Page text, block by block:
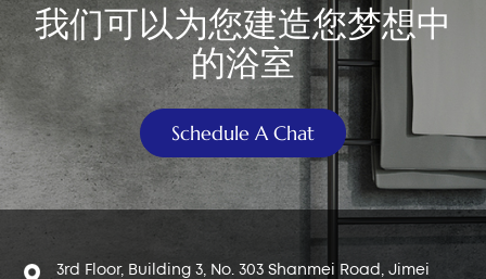
用寿命和维护成本。在以下部分中，我们将详细介绍 马桶冲
水阀 和 马桶冲水按钮，帮助您了解它们的功能和关键选择标
准。 3. 关键部件介绍 3.1 马桶冲水阀 功能：马桶冲水阀是马
桶冲水系统的核心部件，控制半冲水和全冲水的放水。 常见
类型：桶式双冲水阀和拉线式双冲水阀。这两种设计在安装和
操作上有所不同，但都能有效管理水量并优化冲洗性能。 选
择标准： 尺寸：根据马桶冲水出口尺寸选择 2 英寸或 3 英寸
马桶冲水阀，以确保兼容性。 溢流管高度：确保其与马桶水
箱高度相匹配，以防止溢流问题。 整体马桶冲水阀高度：应
适合水箱空间，以确保稳定安装和有效的冲水性能。 选择合
适的马桶冲水阀可以提高马桶的冲水性能，同时减少用水量和
我们可以为您建造您梦想中
的浴室
Schedule A Chat
3rd Floor, Building 3, No. 303 Shanmei Road, Jimei